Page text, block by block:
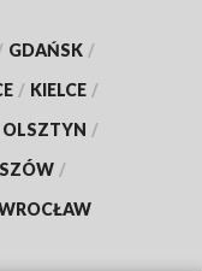
GDAŃSK /
/ KIELCE /
OLSZTYN /
/